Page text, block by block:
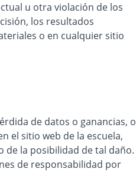
u otra violación de los
los resultados
o en cualquier sitio
de datos o ganancias, o
el sitio web de la escuela,
de la posibilidad de tal daño.
de responsabilidad por